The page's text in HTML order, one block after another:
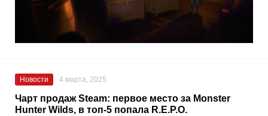
Новости 4 марта, 2025
Чарт продаж Steam: первое место за Monster
Hunter Wilds, в топ-5 попала R.E.P.O.